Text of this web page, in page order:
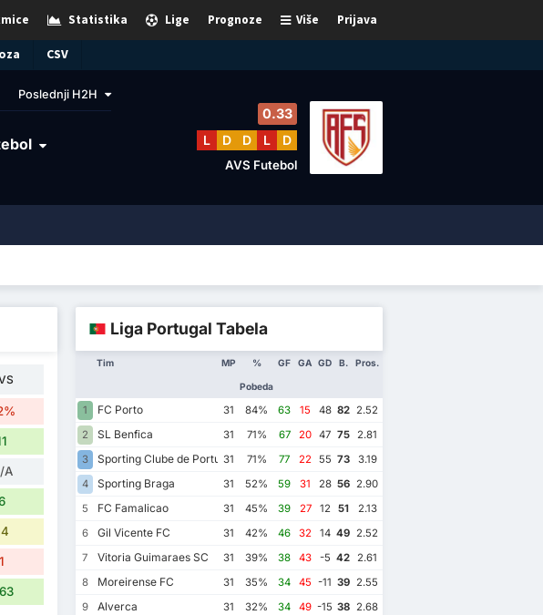
Prijava
Više
Prognoze
Lige
Statistika
CSV
Poslednji H2H
0.33
L
D D L D
AVS Futebol
A
1
Liga Portugal Tabela
Tim MP %
Pobeda
GF GA GD B. Pros.
1 FC Porto 31 84% 63 15 48 82 2.52
2
SL Benfica 31 71% 67 20 47 75
2.81
3
Sporting Clube de Portugal
31 71% 77 22 55 73
3.19
4
Sporting Braga 31 52% 59 31 28 56 2.90
5
FC Famalicao 31 45% 39 27 12 51
2.13
6
Gil Vicente FC 31 42% 46 32 14 49 2.52
7
Vitoria Guimaraes SC 31 39% 38 43 -5 42 2.61
8
Moreirense FC 31 35% 34 45 -11 39 2.55
9
Alverca 31 32% 34 49 -15 38 2.68